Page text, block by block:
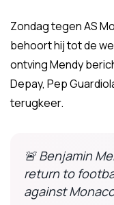
Zondag tegen AS
behoort hij tot de
ontving Mendy
Depay, Pep
terugkeer.
🚨 Benjamin
return to
against